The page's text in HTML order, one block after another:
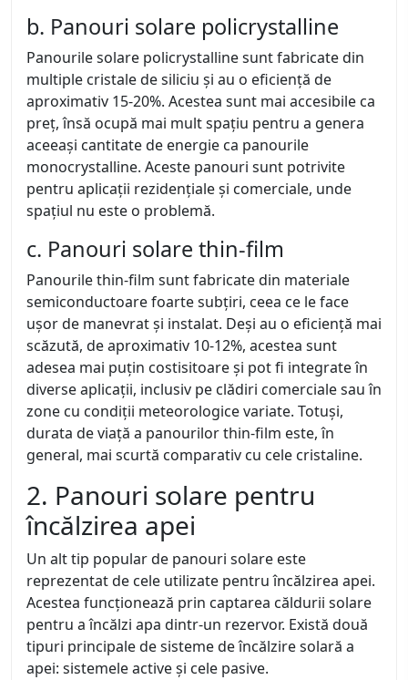
b. Panouri solare policrystalline
Panourile solare policrystalline sunt fabricate din
multiple cristale de siliciu și au o eficiență de
aproximativ 15-20%. Acestea sunt mai accesibile ca
preț, însă ocupă mai mult spațiu pentru a genera
aceeași cantitate de energie ca panourile
monocrystalline. Aceste panouri sunt potrivite
pentru aplicații rezidențiale și comerciale, unde
spațiul nu este o problemă.
c. Panouri solare thin-film
Panourile thin-film sunt fabricate din materiale
semiconductoare foarte subțiri, ceea ce le face
ușor de manevrat și instalat. Deși au o eficiență mai
scăzută, de aproximativ 10-12%, acestea sunt
adesea mai puțin costisitoare și pot fi integrate în
diverse aplicații, inclusiv pe clădiri comerciale sau în
zone cu condiții meteorologice variate. Totuși,
durata de viață a panourilor thin-film este, în
general, mai scurtă comparativ cu cele cristaline.
2. Panouri solare pentru
încălzirea apei
Un alt tip popular de panouri solare este
reprezentat de cele utilizate pentru încălzirea apei.
Acestea funcționează prin captarea căldurii solare
pentru a încălzi apa dintr-un rezervor. Există două
tipuri principale de sisteme de încălzire solară a
apei: sistemele active și cele pasive.